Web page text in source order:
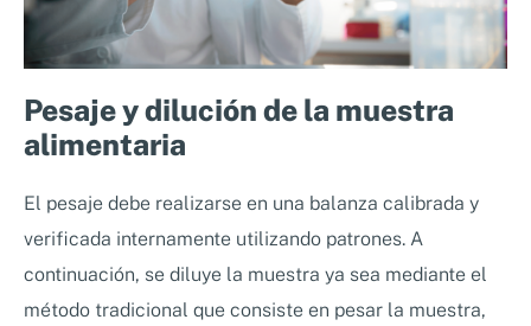
Pesaje y dilución de la muestra
alimentaria
El pesaje debe realizarse en una balanza calibrada y
verificada internamente utilizando patrones. A
continuación, se diluye la muestra ya sea mediante el
método tradicional que consiste en pesar la muestra,